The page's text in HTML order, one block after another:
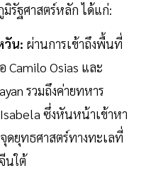
รัฐศาสตร์หลัก ได้แก่:
วัน: ผ่านการเข้าถึงพื้นที่
Camilo Osias และ
รวมถึงค่ายทหาร
ซึ่งหันหน้าเข้าหา
ดยุทธศาสตร์ทางทะเลที่
นใต้